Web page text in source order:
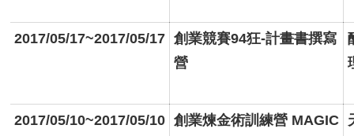
2017/05/17~2017/05/17 創業競賽94狂-計畫書撰寫
營
2017/05/10~2017/05/10 創業煉金術訓練營 MAGIC